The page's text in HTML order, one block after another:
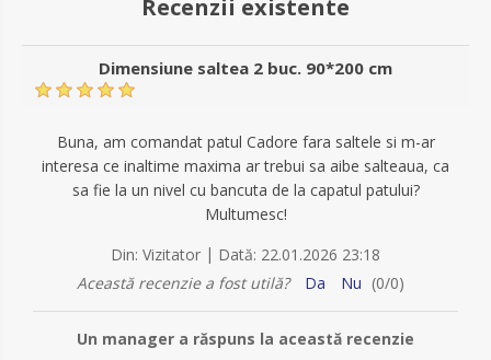
Recenzii existente
Dimensiune saltea 2 buc. 90*200 cm
Buna, am comandat patul Cadore fara saltele si m-ar
interesa ce inaltime maxima ar trebui sa aibe salteaua, ca
sa fie la un nivel cu bancuta de la capatul patului?
Multumesc!
Din: Vizitator | Dată: 22.01.2026 23:18
Această recenzie a fost utilă?
Da Nu (0/0)
Un manager a răspuns la această recenzie